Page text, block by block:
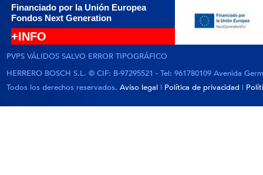
Financiado por la Unión Europea
Fondos Next Generation
+INFO
PVPS VÁLIDOS SALVO ERROR TIPOGRÁFICO
HERRERO BOSCH S.L. © CIF: B-97295521 - Tel: 961780109 Avenida
Todos los derechos reservados. Aviso legal | Política de privacidad |